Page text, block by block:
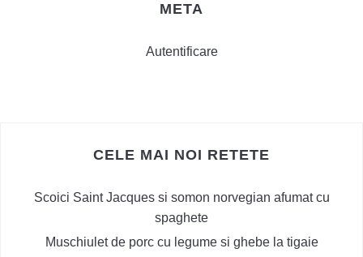
META
Autentificare
CELE MAI NOI RETETE
Scoici Saint Jacques si somon norvegian afumat cu
spaghete
Muschiulet de porc cu legume si ghebe la tigaie